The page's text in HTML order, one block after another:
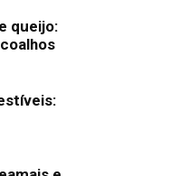
queijo: